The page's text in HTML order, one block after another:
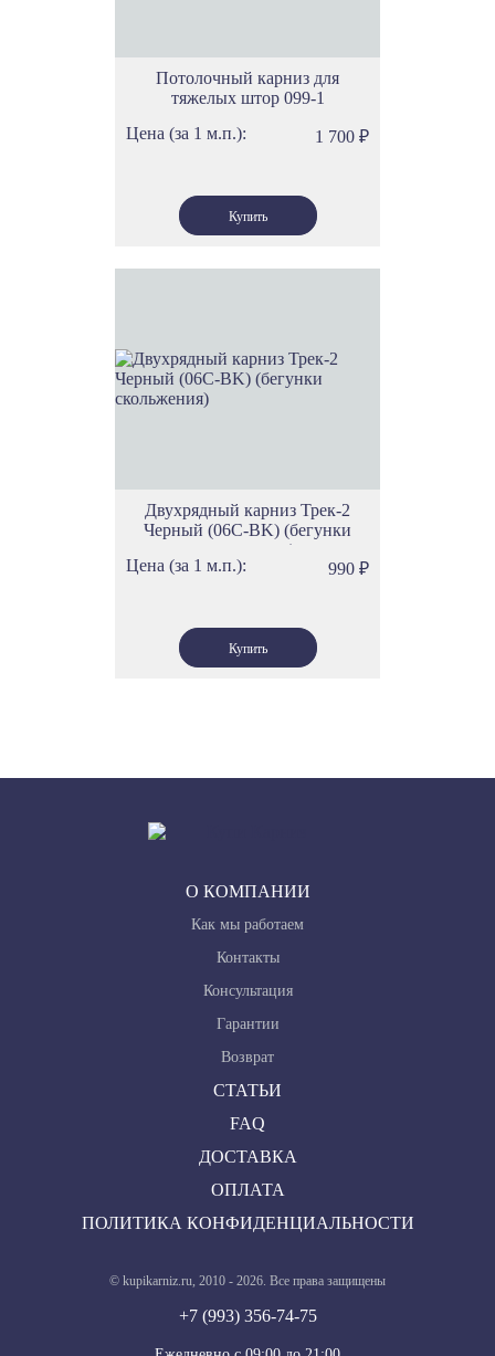
Потолочный карниз для
тяжелых штор 099-1
Цена (за 1 м.п.):
1 700 ₽
Двухрядный карниз Трек-2
Черный (06С-BK) (бегунки
скольжения)
Цена (за 1 м.п.):
990 ₽
О КОМПАНИИ
Как мы работаем
Контакты
Консультация
Гарантии
Возврат
СТАТЬИ
FAQ
ДОСТАВКА
ОПЛАТА
ПОЛИТИКА КОНФИДЕНЦИАЛЬНОСТИ
© kupikarniz.ru, 2010 - 2026. Все права защищены
+7 (993) 356-74-75